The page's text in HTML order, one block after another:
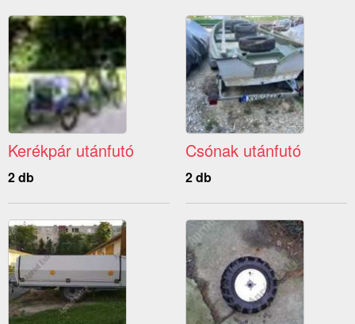
Kerékpár utánfutó
2 db
Csónak utánfutó
2 db